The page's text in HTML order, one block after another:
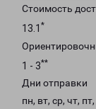
Стоимость
13.1 *
1 - 3**
Дни отправки
пн, вт, ср, чт,